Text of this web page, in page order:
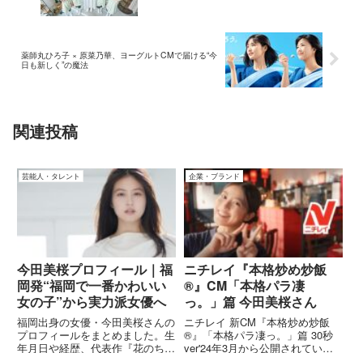
薬師丸ひろ子 × 原菜乃華、ヨーグルトCMで届ける“今
日も新しく”の魔法
関連投稿
芸能人・タレント
今田美桜プロフィール｜福
岡発“福岡で一番かわいい
女の子”から実力派女優へ
福岡出身の女優・今田美桜さんの
プロフィールをまとめました。生
年月日や経歴、代表作『花のち晴
企業・ブランド
ニチレイ『本格炒め炒飯
®』CM「本格パラ凄
っ。」篇 今田美桜さん
ニチレイ 新CM『本格炒め炒飯
®』「本格パラ凄っ。」篇 30秒
ver'24年3月から公開されている